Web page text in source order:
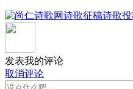
发表我的评论
取消评论